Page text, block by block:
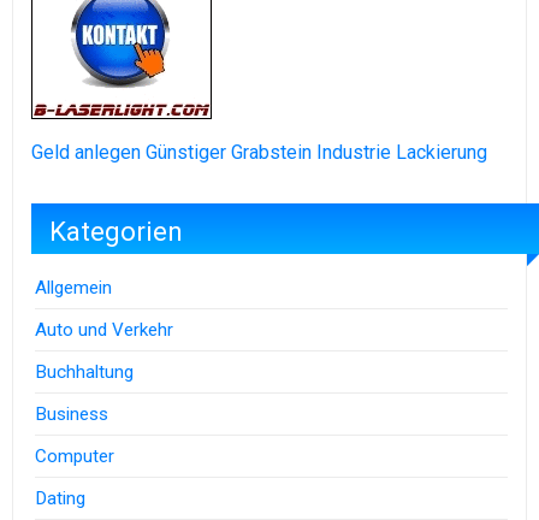
Geld anlegen Günstiger Grabstein Industrie Lackierung
Kategorien
Allgemein
Auto und Verkehr
Buchhaltung
Business
Computer
Dating